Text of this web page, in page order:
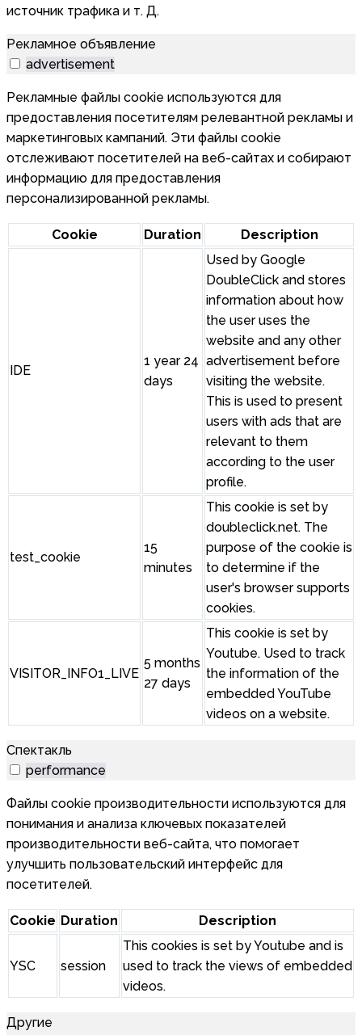
источник трафика и т. Д.
Рекламное объявление
advertisement
Рекламные файлы cookie используются для
предоставления посетителям релевантной рекламы и
маркетинговых кампаний. Эти файлы cookie
отслеживают посетителей на веб-сайтах и собирают
информацию для предоставления
персонализированной рекламы.
Cookie Duration Description
IDE
1 year 24
days
Used by Google
DoubleClick and stores
information about how
the user uses the
website and any other
advertisement before
visiting the website.
This is used to present
users with ads that are
relevant to them
according to the user
profile.
test_cookie
15
minutes
This cookie is set by
doubleclick.net. The
purpose of the cookie is
to determine if the
user's browser supports
cookies.
VISITOR_INFO1_LIVE
5 months
27 days
This cookie is set by
Youtube. Used to track
the information of the
embedded YouTube
videos on a website.
Спектакль
performance
Файлы cookie производительности используются для
понимания и анализа ключевых показателей
производительности веб-сайта, что помогает
улучшить пользовательский интерфейс для
посетителей.
Cookie Duration Description
YSC session
This cookies is set by Youtube and is
used to track the views of embedded
videos.
Другие